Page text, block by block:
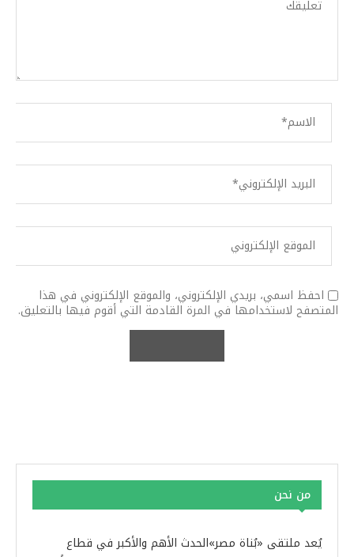
احفظ اسمي، بريدي الإلكتروني، والموقع الإلكتروني في هذا
المتصفح لاستخدامها في المرة القادمة التي أقوم فيها بالتعليق.
من نحن
يُعد ملتقى «بُناة مصر»الحدث الأهم والأكبر في قطاع